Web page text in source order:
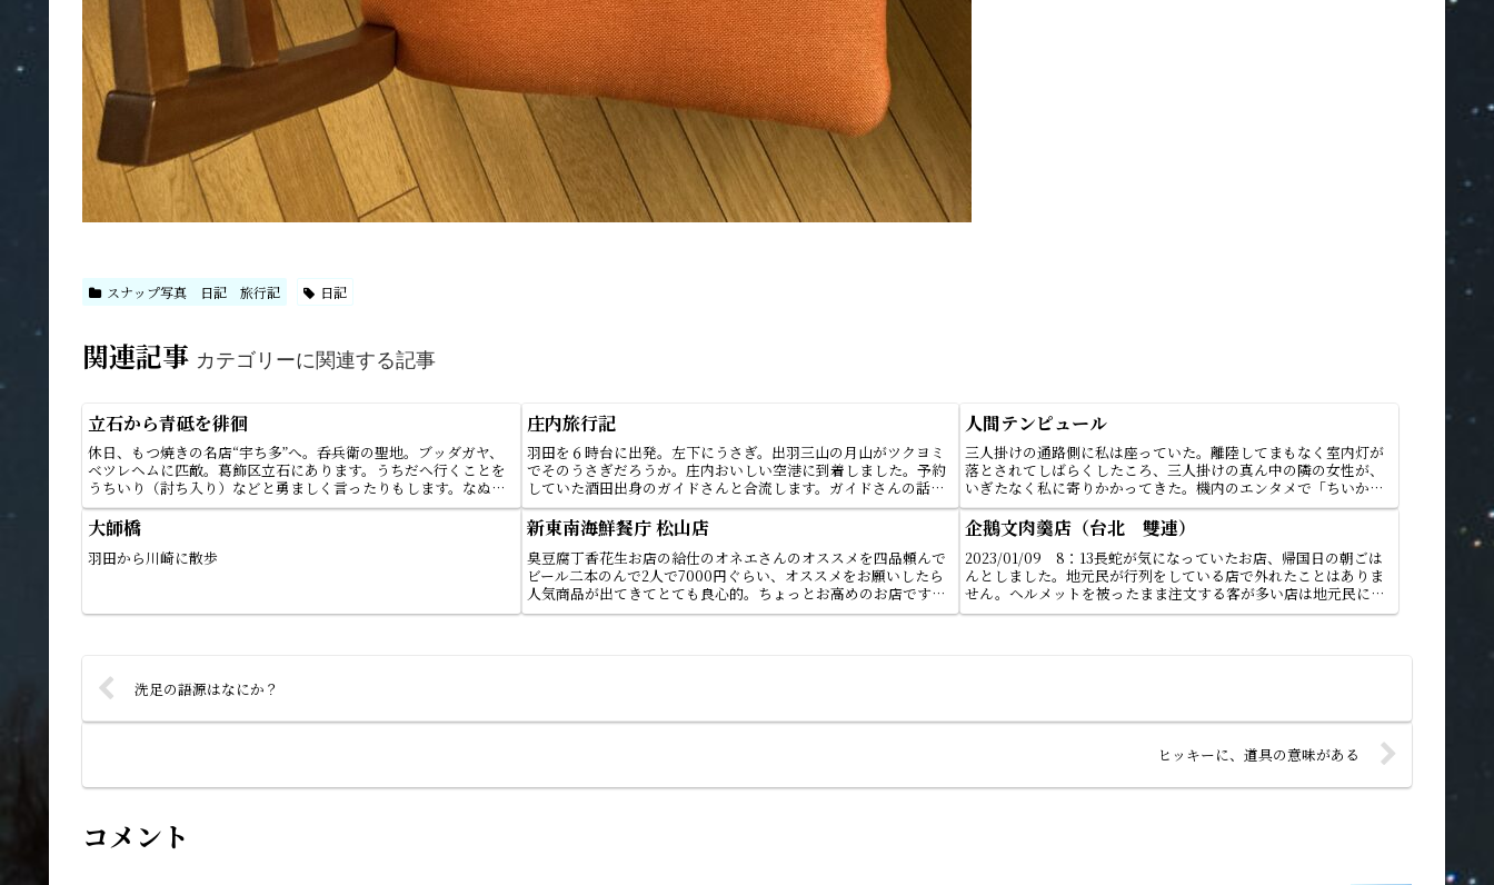
スナップ写真 日記 旅行記 日記
関連記事 カテゴリーに関連する記事
立石から青砥を徘徊
休日、もつ焼きの名店“宇ち多”へ。呑兵衛の聖地。ブッダガヤ、
ベツレヘムに匹敵。葛飾区立石にあります。うちだへ行くことを
うちいり（討ち入り）などと勇ましく言ったりもします。なぬ！
今日に限りお休み。トホホ。1時間かけて三年ぶりに巡礼にきたの
です...
庄内旅行記
羽田を６時台に出発。左下にうさぎ。出羽三山の月山がツクヨミ
でそのうさぎだろうか。庄内おいしい空港に到着しました。予約
していた酒田出身のガイドさんと合流します。ガイドさんの話が
面白かったので書き留めそれに基づいて復習した記事になりま
す。酒田観...
人間テンピュール
三人掛けの通路側に私は座っていた。離陸してまもなく室内灯が
落とされてしばらくしたころ、三人掛けの真ん中の隣の女性が、
いぎたなく私に寄りかかってきた。機内のエンタメで「ちいか
わ」に集中していた私は、突然のことに呆気に取られたが、すや
すや眠って...
大師橋
羽田から川崎に散歩
新東南海鮮餐庁 松山店
臭豆腐丁香花生お店の給仕のオネエさんのオススメを四品頼んで
ビール二本のんで2人で7000円ぐらい、オススメをお願いしたら
人気商品が出てきてとても良心的。ちょっとお高めのお店です
が、間違いなく美味しいお店です。四人以上で分け合うほうが多
企鵝文肉羹店（台北 雙連）
2023/01/09 8：13長蛇が気になっていたお店、帰国日の朝ごは
んとしました。地元民が行列をしている店で外れたことはありま
せん。ヘルメットを被ったまま注文する客が多い店は地元民に愛
されるサイン。頼んだメニューは肉焿湯米粉。構成です、汁...
洗足の語源はなにか？
ヒッキーに、道具の意味がある
コメント